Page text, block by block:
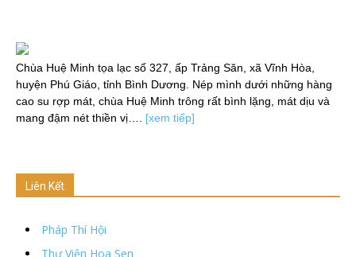
Chùa Huệ Minh tọa lạc số 327, ấp Trảng Săn, xã Vĩnh Hòa,
huyện Phú Giáo, tỉnh Bình Dương. Nép mình dưới những hàng
cao su rợp mát, chùa Huệ Minh trông rất bình lặng, mát dịu và
mang đậm nét thiền vị…. [xem tiếp]
Liên Kết
Pháp Thí Hội
Thư Viện Hoa Sen